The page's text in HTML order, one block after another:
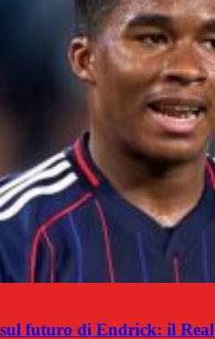
futuro di Endrick: il Real